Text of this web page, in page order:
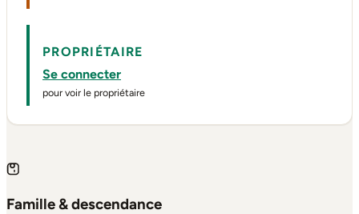
PROPRIÉTAIRE
Se connecter
pour voir le propriétaire
Famille & descendance